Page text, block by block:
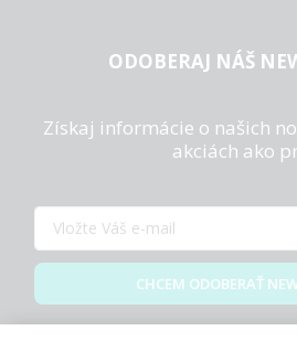
ODOBERAJ NÁŠ
Získaj informácie o našich
akciách ako
CHCEM ODOBERAŤ